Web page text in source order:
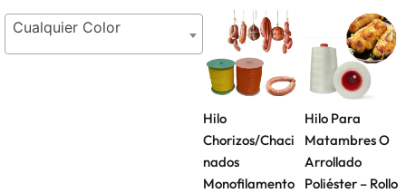
Cualquier Color
Hilo
Chorizos/Chaci
nados
Monofilamento
Hilo Para
Matambres O
Arrollado
Poliéster – Rollo